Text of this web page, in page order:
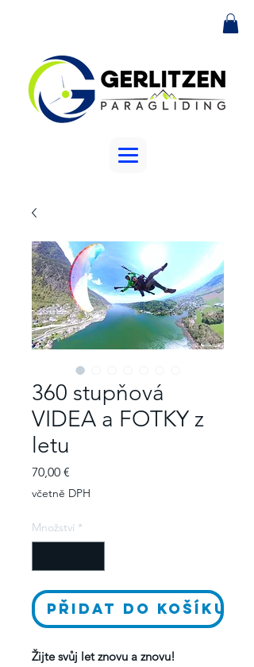
360 stupňová
VIDEA a FOTKY z
letu
70,00 €
včetně DPH
Množství *
Přidat do košíku
Žijte svůj let znovu a znovu!